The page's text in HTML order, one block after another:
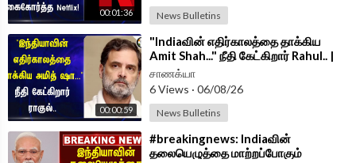
00:01:36 News Bulletins
00:00:59
⁣"Indiaவின் எதிர்காலத்தை தாக்கிய
Amit Shah..." நீதி கேட்கிறார் Rahul.. |
BJP | Congress
சாணக்யா
6 Views · 06/08/26
News Bulletins
⁣#breakingnews: Indiaவின்
தலையெழுத்தை மாற்றப்போகும்